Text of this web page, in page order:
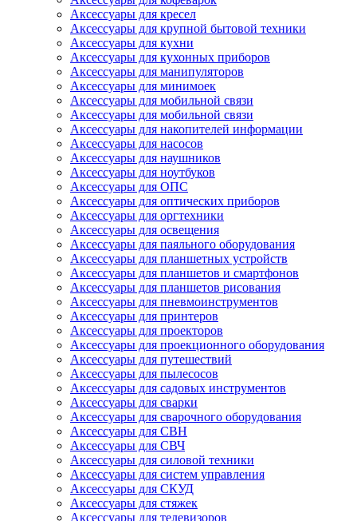
Аксессуары для кресел
Аксессуары для крупной бытовой техники
Аксессуары для кухни
Аксессуары для кухонных приборов
Аксессуары для манипуляторов
Аксессуары для минимоек
Аксессуары для мобильной связи
Аксессуары для мобильной связи
Аксессуары для накопителей информации
Аксессуары для насосов
Аксессуары для наушников
Аксессуары для ноутбуков
Аксессуары для ОПС
Аксессуары для оптических приборов
Аксессуары для оргтехники
Аксессуары для освещения
Аксессуары для паяльного оборудования
Аксессуары для планшетных устройств
Аксессуары для планшетов и смартфонов
Аксессуары для планшетов рисования
Аксессуары для пневмоинструментов
Аксессуары для принтеров
Аксессуары для проекторов
Аксессуары для проекционного оборудования
Аксессуары для путешествий
Аксессуары для пылесосов
Аксессуары для садовых инструментов
Аксессуары для сварки
Аксессуары для сварочного оборудования
Аксессуары для СВН
Аксессуары для СВЧ
Аксессуары для силовой техники
Аксессуары для систем управления
Аксессуары для СКУД
Аксессуары для стяжек
Аксессуары для телевизоров